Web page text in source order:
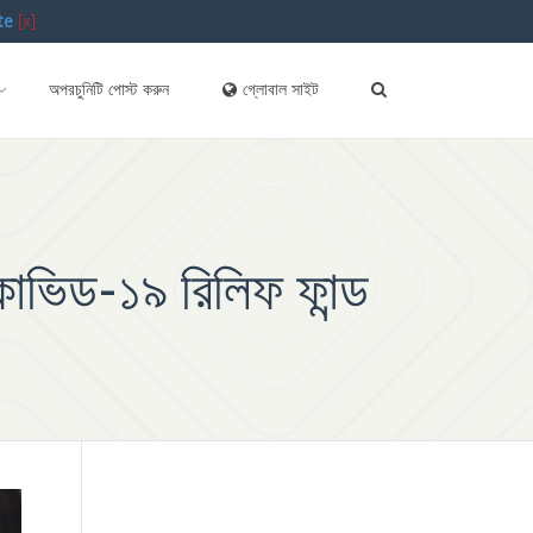
অপরচুনিটি পোস্ট করুন গ্লোবাল সাইট
১৯ রিলিফ ফান্ড
[x]